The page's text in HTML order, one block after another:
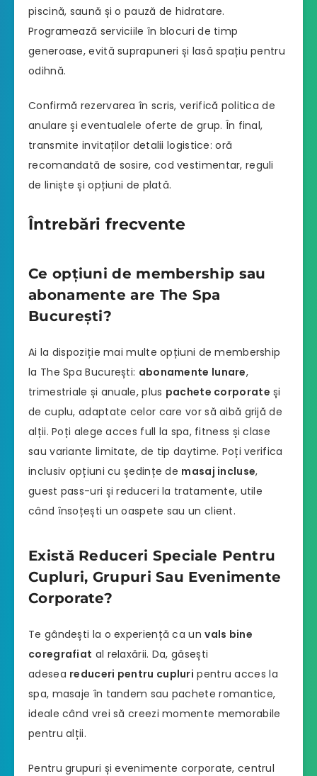
piscină, saună și o pauză de hidratare.
Programează serviciile în blocuri de timp
generoase, evită suprapuneri și lasă spațiu pentru
odihnă.
Confirmă rezervarea în scris, verifică politica de
anulare și eventualele oferte de grup. În final,
transmite invitaților detalii logistice: oră
recomandată de sosire, cod vestimentar, reguli
de liniște și opțiuni de plată.
Întrebări frecvente
Ce opțiuni de membership sau
abonamente are The Spa
București?
Ai la dispoziție mai multe opțiuni de membership
la The Spa București: abonamente lunare,
trimestriale și anuale, plus pachete corporate și
de cuplu, adaptate celor care vor să aibă grijă de
alții. Poți alege acces full la spa, fitness și clase
sau variante limitate, de tip daytime. Poți verifica
inclusiv opțiuni cu ședințe de masaj incluse,
guest pass-uri și reduceri la tratamente, utile
când însoțești un oaspete sau un client.
Există Reduceri Speciale Pentru
Cupluri, Grupuri Sau Evenimente
Corporate?
Te gândești la o experiență ca unvals bine
coregrafiat al relaxării. Da, găsești
adesea reduceri pentru cupluri pentru acces la
spa, masaje în tandem sau pachete romantice,
ideale când vrei să creezi momente memorabile
pentru alții.
Pentru grupuri și evenimente corporate, centrul